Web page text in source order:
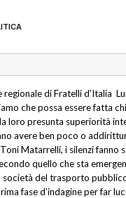
di Fratelli d’Italia
che possa essere fatta
loro presunta superiorità
avere ben poco o
Matarrelli, i silenzi
quello che sta
società del trasporto
fase d’indagine per far